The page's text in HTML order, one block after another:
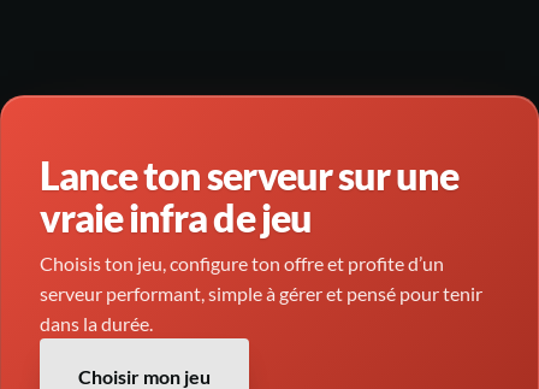
Lance ton serveur sur une
vraie infra de jeu
Choisis ton jeu, configure ton offre et profite d’un
serveur performant, simple à gérer et pensé pour tenir
dans la durée.
Choisir mon jeu